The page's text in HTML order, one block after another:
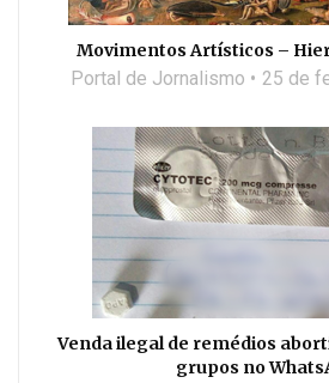
Movimentos Artísticos –
Portal de Jornalismo 25 de
Venda ilegal de remédios
grupos no